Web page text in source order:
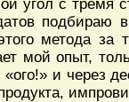
угол с тремя
подбираю
метода за
мой опыт,
«ого!» и через